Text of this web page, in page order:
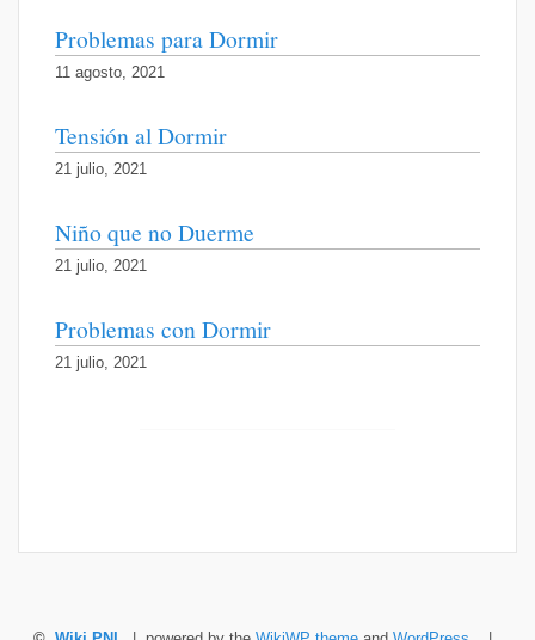
Problemas para Dormir
11 agosto, 2021
Tensión al Dormir
21 julio, 2021
Niño que no Duerme
21 julio, 2021
Problemas con Dormir
21 julio, 2021